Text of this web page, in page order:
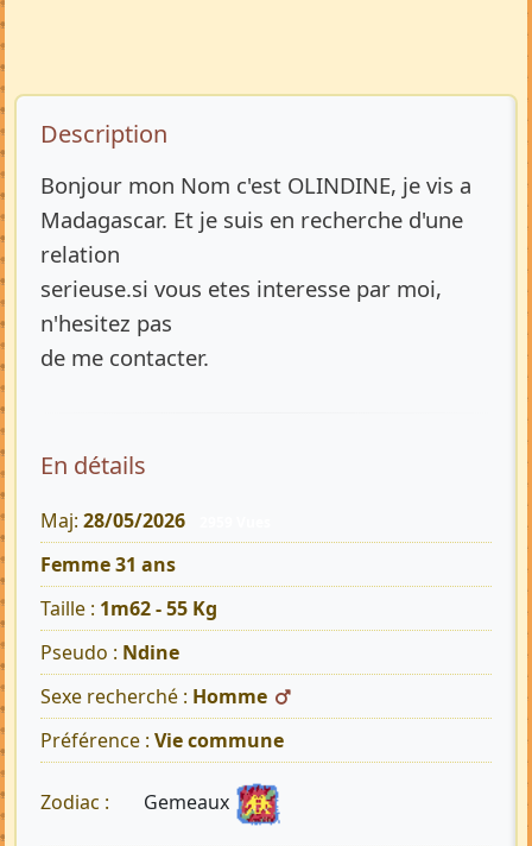
Description de l’annonce
Description
Bonjour mon Nom c'est OLINDINE, je vis a
Madagascar. Et je suis en recherche d'une
relation
serieuse.si vous etes interesse par moi,
n'hesitez pas
de me contacter.
En détails
Maj: 28/05/2026
Femme 31 ans
Taille : 1m62 - 55 Kg
Pseudo : Ndine
Sexe recherché : Homme
Préférence : Vie commune
Zodiac : Gemeaux